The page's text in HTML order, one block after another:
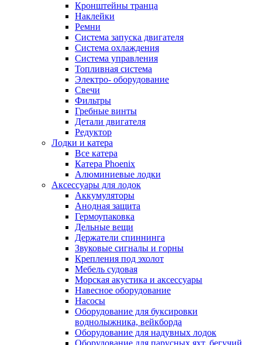
Кронштейны транца
Наклейки
Ремни
Система запуска двигателя
Система охлаждения
Система управления
Топливная система
Электро- оборудование
Свечи
Фильтры
Гребные винты
Детали двигателя
Редуктор
Лодки и катера
Все катера
Катера Phoenix
Алюминиевые лодки
Аксессуары для лодок
Аккумуляторы
Анодная защита
Гермоупаковка
Дельные вещи
Держатели спиннинга
Звуковые сигналы и горны
Крепления под эхолот
Мебель судовая
Морская акустика и аксессуары
Навесное оборудование
Насосы
Оборудование для буксировки
воднолыжника, вейкборда
Оборудование для надувных лодок
Оборудование для парусных яхт, бегучий